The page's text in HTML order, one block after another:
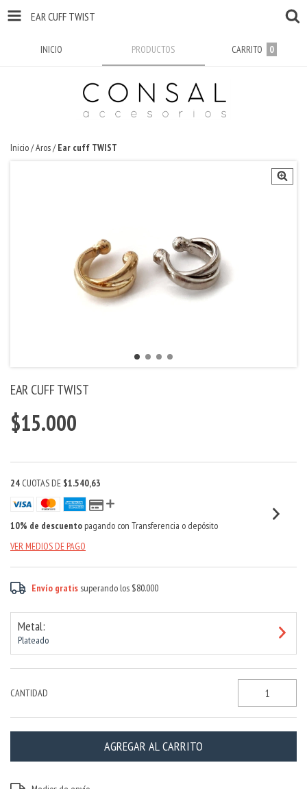
EAR CUFF TWIST
INICIO PRODUCTOS CARRITO 0
Inicio/Aros/ Ear cuff TWIST
EAR CUFF TWIST
$15.000
24 CUOTAS DE $1.540,63
10% de descuento pagando con Transferencia o depósito
VER MEDIOS DE PAGO
Envío gratis superando los $80.000
Metal:
Plateado
CANTIDAD